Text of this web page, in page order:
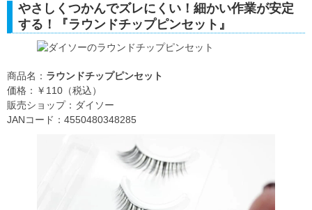
やさしくつかんでズレにくい！細かい作業が安定
する！『ラウンドチップピンセット』
商品名： ラウンドチップピンセット
価格：￥110（税込）
販売ショップ：ダイソー
JANコード：4550480348285